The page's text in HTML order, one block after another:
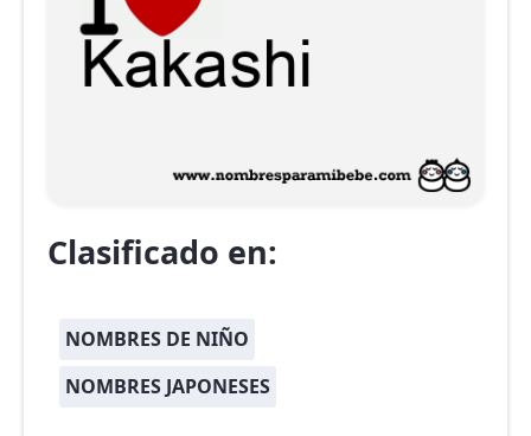
Clasificado en:
NOMBRES DE NIÑO
NOMBRES JAPONESES